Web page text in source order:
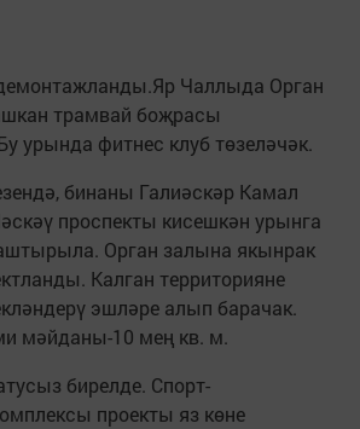
Чаллыда Орган
трамвай боҗрасы
урында фитнес клуб төзеләчәк.
бинаны Галиәскәр Камал
проспекты кисешкән урынга
Орган залына якынрак
Калган территорияне
эшләре алып барачак.
мәйданы-10 мең кв. м.
бирелде. Спорт-
проекты яз көне